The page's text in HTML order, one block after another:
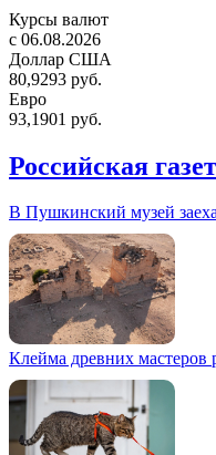
Курсы валют
c 06.08.2026
Доллар США
80,9293 руб.
Евро
93,1901 руб.
Российская
В Пушкинский музей
Клейма древних мастеров